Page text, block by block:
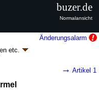
Änderungsalarm
etc.
→ Artikel 1
buzer.de
Normalansicht